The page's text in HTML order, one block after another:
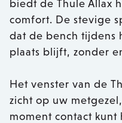
biedt de Thule Allax
comfort. De stevige
dat de bench tijdens
plaats blijft, zonder
Het venster van de
zicht op uw
moment contact